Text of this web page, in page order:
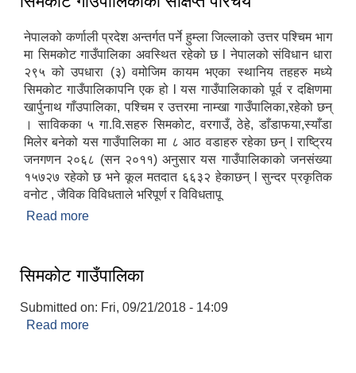
नेपालको कर्णाली प्रदेश अन्तर्गत पर्ने हुम्ला जिल्लाको उत्तर पश्‍चिम भाग
मा सिमकोट गाउँपालिका अवस्थित रहेको छ l नेपालको संविधान धारा
२९५ को उपधारा (३) वमोजिम कायम भएका स्थानिय तहहरु मध्ये
सिमकोट गाउँपालिकापनि एक हो l यस गाउँपालिकाको पूर्व र दक्षिणमा
खार्पुनाथ गाँउपालिका, पश्‍चिम र उत्तरमा नाम्खा गाउँपालिका,रहेको छन्
। साविकका ५ गा.वि.सहरु सिमकोट, वरगाउँ, ठेहे, डाँडाफया,स्याँडा
मिलेर बनेको यस गाउँपालिका मा ८ आठ वडाहरु रहेका छन् l राष्ट्रिय
जनगणन २०६८ (सन २०११) अनुसार यस गाउँपालिकाको जनसंख्या
१५७२७ रहेको छ भने कूल मतदात ६६३२ हेकाछन् l सुन्दर प्रकृतिक
वनोट , जैविक विविधताले भरिपूर्ण र विविधतापू
Read more
सिमकोट गाउँपालिका
Submitted on: Fri, 09/21/2018 - 14:09
Read more